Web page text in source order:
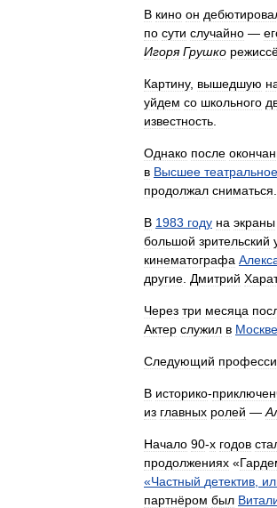
В кино он
по сути случайно —
Игоря Грушко
Картину, вышедшую
уйдем со школьного
известность
Однако после
в Высшее театральное
продолжал сниматься
В 1983 году на экраны
большой зрительский
кинематографа
другие Дмитрий
Через три месяца
Актер служил в Москве
Следующий
В историко-
из главных ролей —
Начало 90-х годов
продолжениях «
«Частный детектив
партнёром был